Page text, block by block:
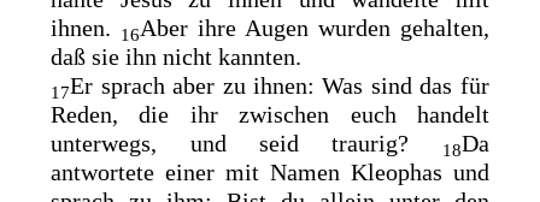
ihnen.
16Aber ihre Augen wurden gehalten,
daß sie ihn nicht kannten.
17Er sprach aber zu ihnen: Was sind das für
Reden, die ihr zwischen euch handelt
unterwegs, und seid traurig?
18Da
antwortete einer mit Namen Kleophas und